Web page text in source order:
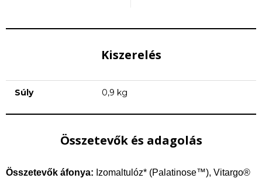
Kiszerelés
Súly 0,9 kg
Összetevők és adagolás
Összetevők áfonya: Izomaltulóz* (Palatinose™), Vitargo®